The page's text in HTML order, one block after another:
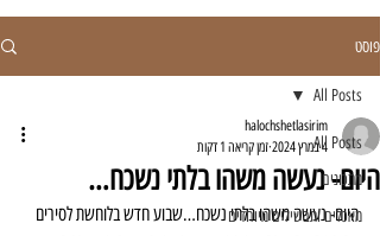
פוסט
All Posts
מתכונים
מאכלים ותבשילים מיוחדים
All Posts
היום- נעשה משהו בלתי נשכח…
halochshetlasirim
4 במרץ 2024
זמן קריאה 1 דקות
היום- נעשה משהו בלתי נשכח…שבוע חדש בלוחשת לסירים